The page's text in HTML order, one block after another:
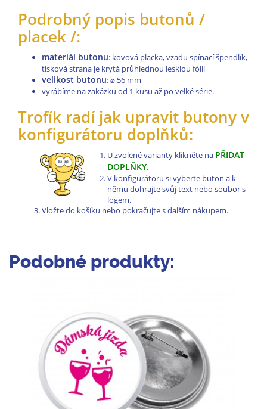
Podrobný popis butonů /
placek /:
materiál butonu: kovová placka, vzadu spínací špendlík,
tisková strana je krytá průhlednou lesklou fólii
velikost butonu:⌀ 56 mm
vyrábíme na zakázku od 1 kusu až po velké série.
Trofík radí jak upravit butony v
konfigurátoru doplňků:
U zvolené varianty klikněte na PŘIDAT
DOPLŇKY.
V konfigurátoru si vyberte buton a k
němu dohrajte svůj text nebo soubor s
logem.
Vložte do košíku nebo pokračujte s dalším nákupem.
Podobné produkty: